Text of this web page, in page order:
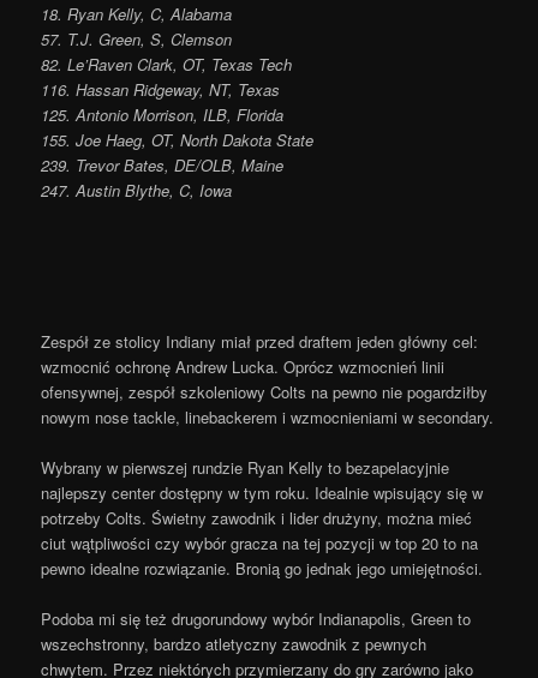
18. Ryan Kelly, C, Alabama
57. T.J. Green, S, Clemson
82. Le’Raven Clark, OT, Texas Tech
116. Hassan Ridgeway, NT, Texas
125. Antonio Morrison, ILB, Florida
155. Joe Haeg, OT, North Dakota State
239. Trevor Bates, DE/OLB, Maine
247. Austin Blythe, C, Iowa
Zespół ze stolicy Indiany miał przed draftem jeden główny cel:
wzmocnić ochronę Andrew Lucka. Oprócz wzmocnień linii
ofensywnej, zespół szkoleniowy Colts na pewno nie pogardziłby
nowym nose tackle, linebackerem i wzmocnieniami w secondary.
Wybrany w pierwszej rundzie Ryan Kelly to bezapelacyjnie
najlepszy center dostępny w tym roku. Idealnie wpisujący się w
potrzeby Colts. Świetny zawodnik i lider drużyny, można mieć
ciut wątpliwości czy wybór gracza na tej pozycji w top 20 to na
pewno idealne rozwiązanie. Bronią go jednak jego umiejętności.
Podoba mi się też drugorundowy wybór Indianapolis, Green to
wszechstronny, bardzo atletyczny zawodnik z pewnych
chwytem. Przez niektórych przymierzany do gry zarówno jako